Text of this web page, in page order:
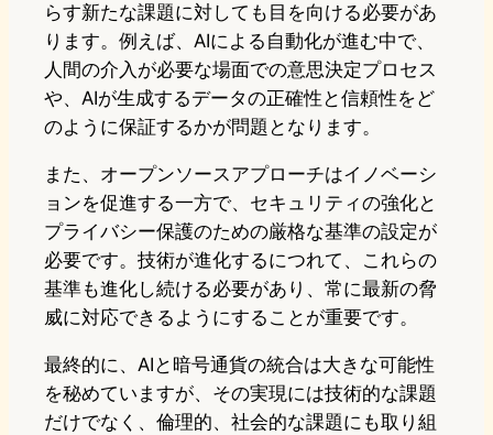
らす新たな課題に対しても目を向ける必要があ
ります。例えば、AIによる自動化が進む中で、
人間の介入が必要な場面での意思決定プロセス
や、AIが生成するデータの正確性と信頼性をど
のように保証するかが問題となります。
また、オープンソースアプローチはイノベーシ
ョンを促進する一方で、セキュリティの強化と
プライバシー保護のための厳格な基準の設定が
必要です。技術が進化するにつれて、これらの
基準も進化し続ける必要があり、常に最新の脅
威に対応できるようにすることが重要です。
最終的に、AIと暗号通貨の統合は大きな可能性
を秘めていますが、その実現には技術的な課題
だけでなく、倫理的、社会的な課題にも取り組